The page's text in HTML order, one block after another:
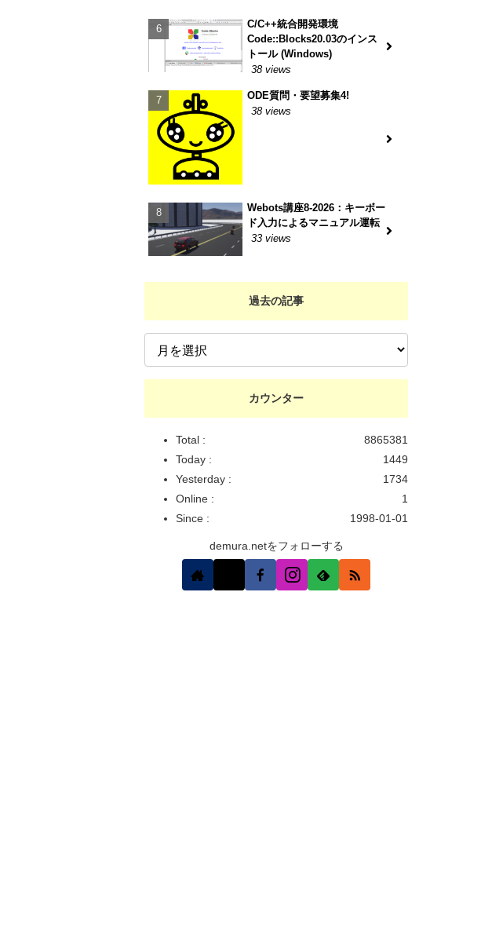
C/C++統合開発環境
Code::Blocks20.03のインス
トール (Windows)
38 views
ODE質問・要望募集4!
38 views
Webots講座8-2026：キーボー
ド入力によるマニュアル運転
33 views
過去の記事
カウンター
8865381
Total :
1449
Today :
1734
Yesterday :
1
Online :
1998-01-01
Since :
demura.netをフォローする